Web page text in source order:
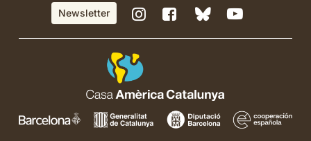
Newsletter
Instagram
de
Amèrica
Catalunya
Facebook
de
Amèrica
BlueSky
de
Amèrica
YouTube
de
Amèrica